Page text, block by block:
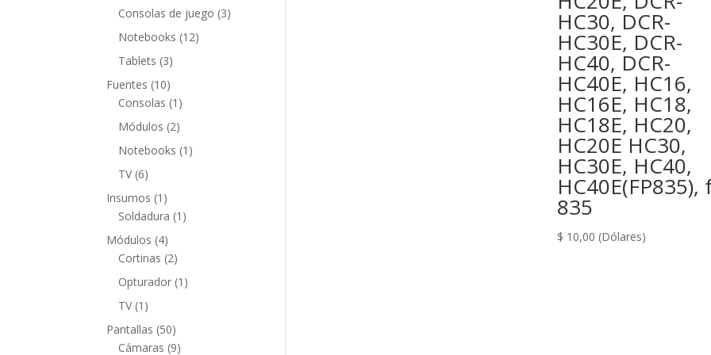
HC30, DCR-
HC30E, DCR-
HC40, DCR-
HC40E, HC16,
HC16E, HC18,
HC18E, HC20,
HC20E HC30,
HC30E, HC40,
HC40E(FP835),
835
$ 10,00 (Dólares)
productos
Consolas de juego 33
Notebooks 1212
Tablets 33
productos
Fuentes 1010
productos
Consolas 1 1
producto
Módulos 22
productos
Notebooks 1 1
TV 66
productos
Insumos 1 1
producto
Soldadura 1 1
Módulos 44
productos
Cortinas 22
productos
Opturador 1 1
TV 1 1
producto
Pantallas 5050
productos
Cámaras 99